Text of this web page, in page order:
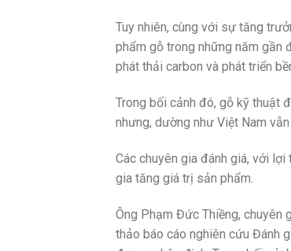
Tuy nhiên, cùng với sự tăng
phẩm gỗ trong những năm gần
phát thải carbon và phát triển
Trong bối cảnh đó, gỗ kỹ thuật
nhưng, dường như Việt Nam
Các chuyên gia đánh giá, với
gia tăng giá trị sản phẩm.
Ông Phạm Đức Thiềng, chuyên
thảo báo cáo nghiên cứu Đánh